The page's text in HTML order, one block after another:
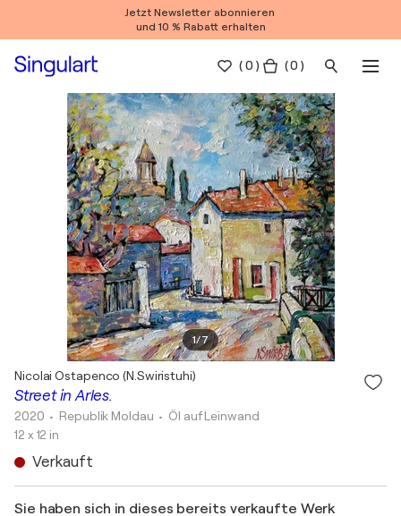
Jetzt Newsletter abonnieren
und 10 % Rabatt erhalten
(0 ) ( 0 )
1/7
Street in Arles.
Nicolai Ostapenco (N.Swiristuhi)
2020 • Republik Moldau • Öl auf Leinwand
12 x 12 in
Verkauft
Sie haben sich in dieses bereits verkaufte Werk